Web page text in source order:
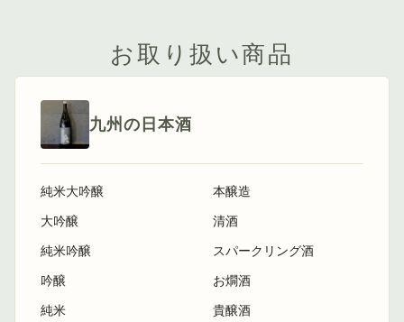
お取り扱い商品
九州の日本酒
純米大吟醸
大吟醸
純米吟醸
吟醸
純米
本醸造
清酒
スパークリング酒
お燗酒
貴醸酒